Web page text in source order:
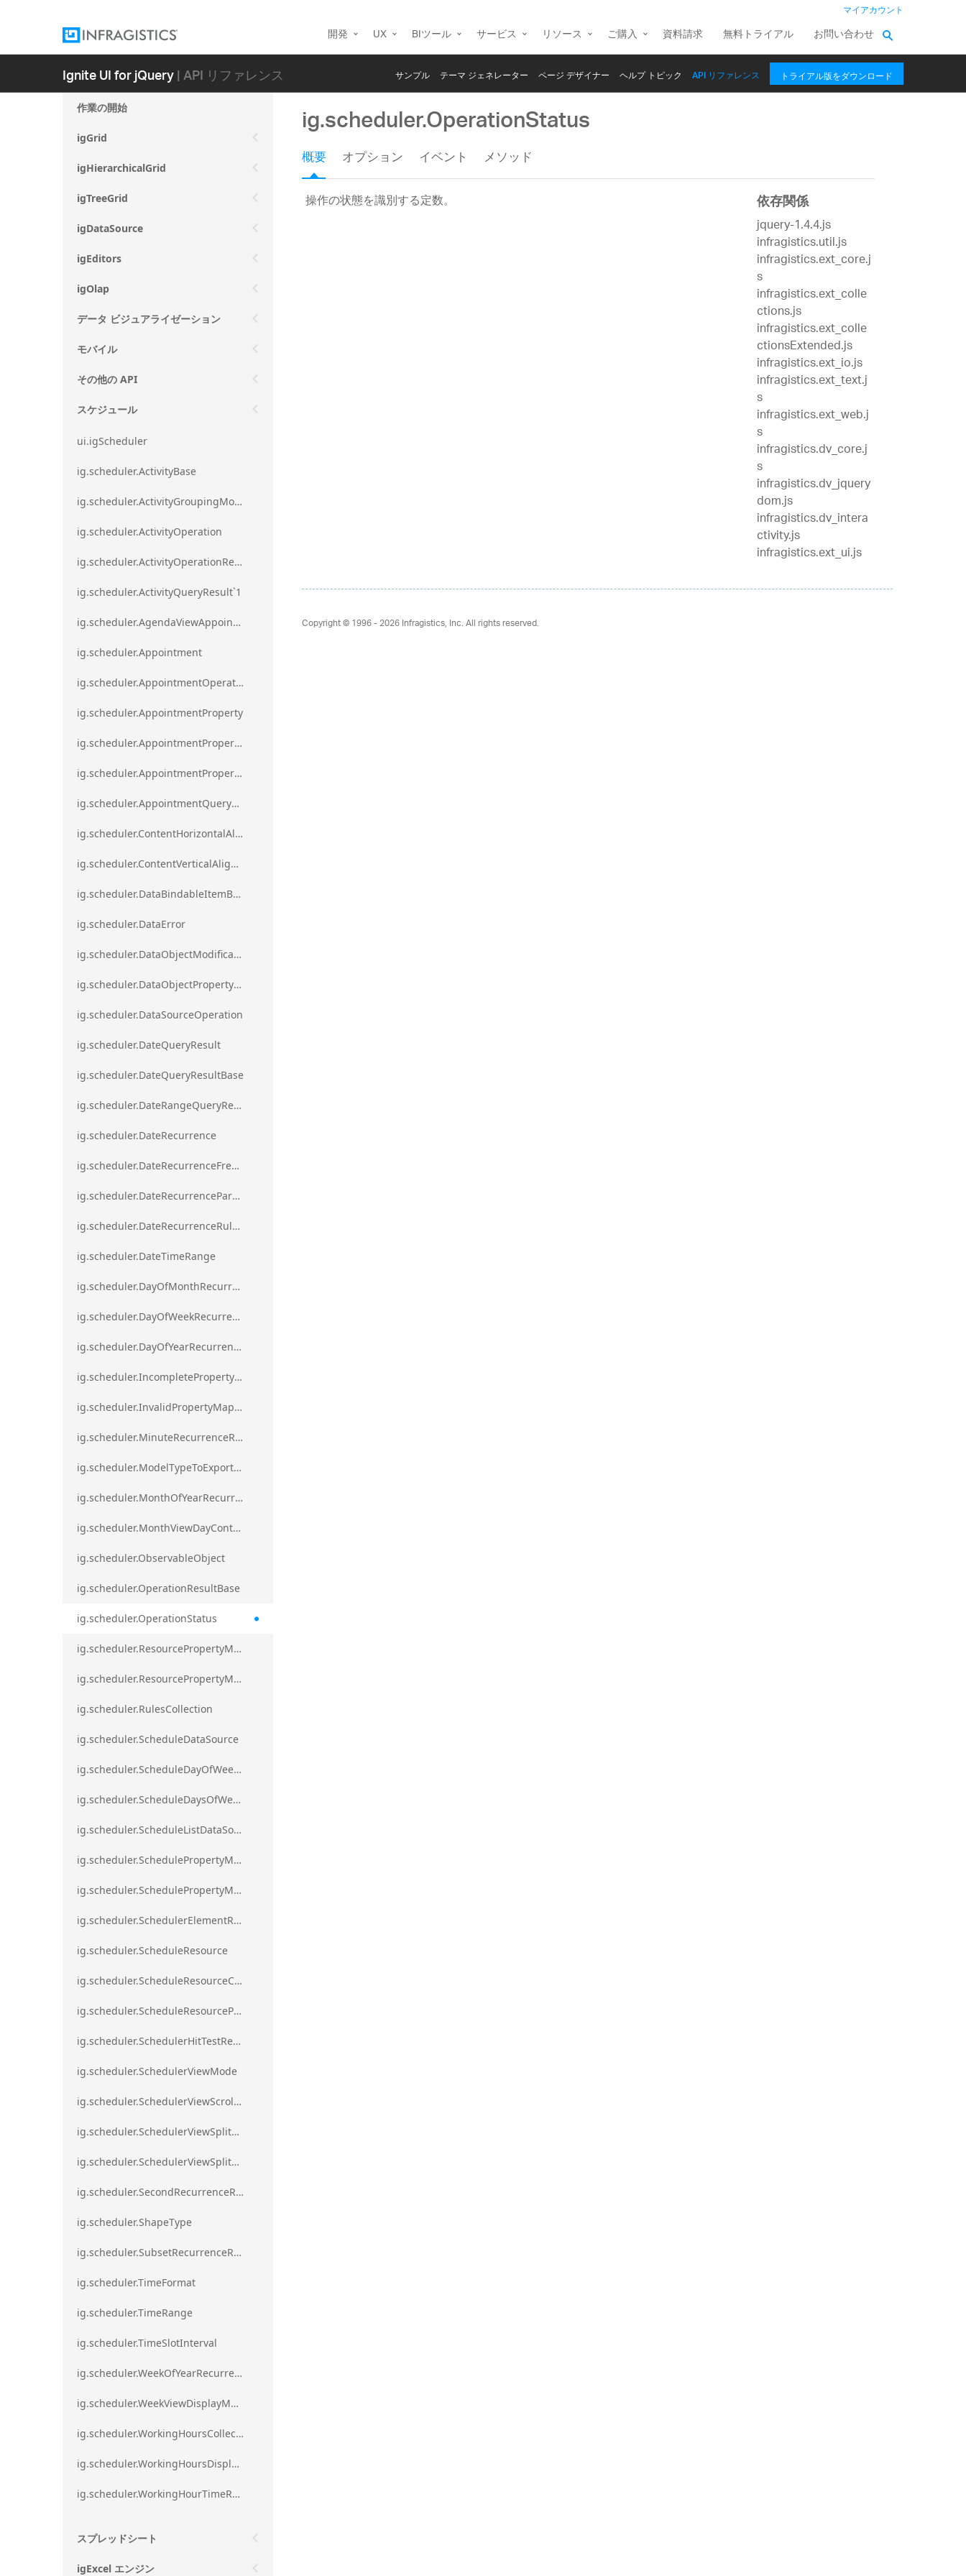
マイアカウント
開発 UX BIツール サービス リソース ご購入 資料請求 無料トライアル お問い合わせ
Ignite UI for jQuery| API リファレンス サンプル テーマ ジェネレーター ページ デザイナー ヘルプ トピック API リファレンス トライアル版をダウンロード
作業の開始
igGrid
igHierarchicalGrid
igTreeGrid
igDataSource
igEditors
igOlap
データ ビジュアライゼーション
モバイル
その他の API
スケジュール
ui.igScheduler
ig.scheduler.ActivityBase
ig.scheduler.ActivityGroupingMode
ig.scheduler.ActivityOperation
ig.scheduler.ActivityOperationResult`1
ig.scheduler.ActivityQueryResult`1
ig.scheduler.AgendaViewAppointmentScope
ig.scheduler.Appointment
ig.scheduler.AppointmentOperationResult
ig.scheduler.AppointmentProperty
ig.scheduler.AppointmentPropertyMapping
ig.scheduler.AppointmentPropertyMappingsCollection
ig.scheduler.AppointmentQueryResult
ig.scheduler.ContentHorizontalAlignment
ig.scheduler.ContentVerticalAlignment
ig.scheduler.DataBindableItemBase
ig.scheduler.DataError
ig.scheduler.DataObjectModificationError`1
ig.scheduler.DataObjectPropertyAccessError`1
ig.scheduler.DataSourceOperation
ig.scheduler.DateQueryResult
ig.scheduler.DateQueryResultBase
ig.scheduler.DateRangeQueryResultBase
ig.scheduler.DateRecurrence
ig.scheduler.DateRecurrenceFrequency
ig.scheduler.DateRecurrenceParseError
ig.scheduler.DateRecurrenceRuleBase
ig.scheduler.DateTimeRange
ig.scheduler.DayOfMonthRecurrenceRule
ig.scheduler.DayOfWeekRecurrenceRule
ig.scheduler.DayOfYearRecurrenceRule
ig.scheduler.IncompletePropertyMappingsError`1
ig.scheduler.InvalidPropertyMappingError`1
ig.scheduler.MinuteRecurrenceRule
ig.scheduler.ModelTypeToExportClassMap
ig.scheduler.MonthOfYearRecurrenceRule
ig.scheduler.MonthViewDayContentDisplayMode
ig.scheduler.ObservableObject
ig.scheduler.OperationResultBase
ig.scheduler.OperationStatus
ig.scheduler.ResourcePropertyMapping
ig.scheduler.ResourcePropertyMappingsCollection
ig.scheduler.RulesCollection
ig.scheduler.ScheduleDataSource
ig.scheduler.ScheduleDayOfWeekSettings
ig.scheduler.ScheduleDaysOfWeekSettings
ig.scheduler.ScheduleListDataSource
ig.scheduler.SchedulePropertyMapping
ig.scheduler.SchedulePropertyMappingsCollection`1
ig.scheduler.SchedulerElementRole
ig.scheduler.ScheduleResource
ig.scheduler.ScheduleResourceColorScheme
ig.scheduler.ScheduleResourceProperty
ig.scheduler.SchedulerHitTestResult
ig.scheduler.SchedulerViewMode
ig.scheduler.SchedulerViewScrollDirection
ig.scheduler.SchedulerViewSplitOrientation
ig.scheduler.SchedulerViewSplitOrientationMode
ig.scheduler.SecondRecurrenceRule
ig.scheduler.ShapeType
ig.scheduler.SubsetRecurrenceRule
ig.scheduler.TimeFormat
ig.scheduler.TimeRange
ig.scheduler.TimeSlotInterval
ig.scheduler.WeekOfYearRecurrenceRule
ig.scheduler.WeekViewDisplayMode
ig.scheduler.WorkingHoursCollection
ig.scheduler.WorkingHoursDisplayMode
ig.scheduler.WorkingHourTimeRange
スプレッドシート
igExcel エンジン
ig.scheduler.OperationStatus
概要 オプション イベント メソッド
操作の状態を識別する定数。 依存関係
jquery-1.4.4.js
infragistics.util.js
infragistics.ext_core.j
s
infragistics.ext_colle
ctions.js
infragistics.ext_colle
ctionsExtended.js
infragistics.ext_io.js
infragistics.ext_text.j
s
infragistics.ext_web.j
s
infragistics.dv_core.j
s
infragistics.dv_jquery
dom.js
infragistics.dv_intera
ctivity.js
infragistics.ext_ui.js
Copyright © 1996 - 2026Infragistics, Inc. All rights reserved.